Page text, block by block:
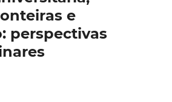
e
perspectivas